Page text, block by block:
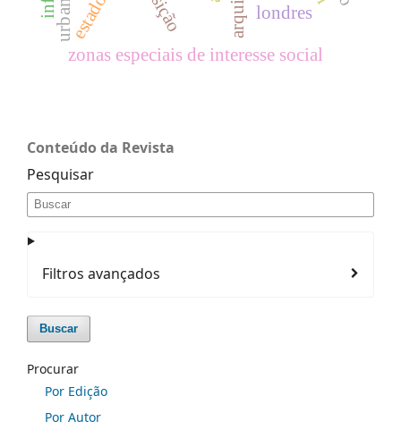
zonas especiais de interesse social
londres
Conteúdo da Revista
Pesquisar
Filtros avançados
Buscar
Procurar
Por Edição
Por Autor